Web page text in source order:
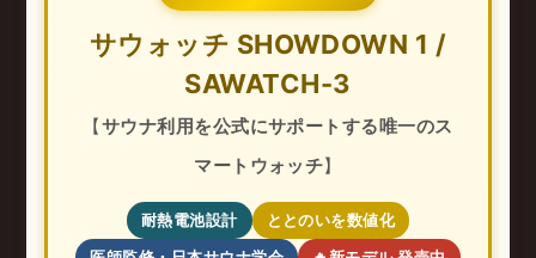
サウォッチ SHOWDOWN 1 /
SAWATCH-3
【サウナ利用を公式にサポートする唯一のス
マートウォッチ】
耐熱電池設計
ととのいを数値化